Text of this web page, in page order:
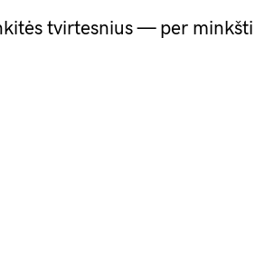
tvirtesnius — per minkšti